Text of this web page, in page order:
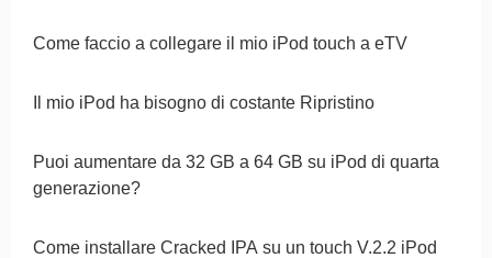
Come faccio a collegare il mio iPod touch a eTV
Il mio iPod ha bisogno di costante Ripristino
Puoi aumentare da 32 GB a 64 GB su iPod di quarta
generazione?
Come installare Cracked IPA su un touch V.2.2 iPod